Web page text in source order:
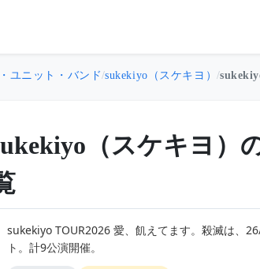
ユニット・バンド/sukekiyo（スケキヨ）/
（スケキヨ）
sukekiyo TOUR2026 愛、飢えてます。殺滅は、
ト。計9公演開催。